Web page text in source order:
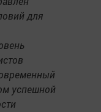
для
успешной